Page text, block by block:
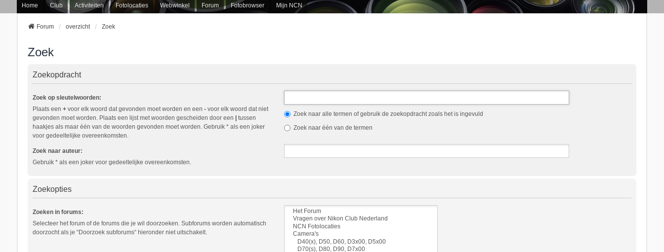
Home Club Activiteiten Fotolocaties Webwinkel Forum Fotobrowser Mijn NCN
Forum overzicht Zoek
Zoek
Zoekopdracht
Zoek op sleutelwoorden:
Plaats een +voor elk woord dat gevonden moet worden en een -voor elk woord dat niet
gevonden moet worden. Plaats een lijst met woorden gescheiden door een
tussen
haakjes als maar één van de woorden gevonden moet worden. Gebruik * als een joker
voor gedeeltelijke overeenkomsten.
Zoek naar alle termen of gebruik de zoekopdracht zoals het is ingevuld
Zoek naar één van de termen
Zoek naar auteur:
Gebruik * als een joker voor gedeeltelijke overeenkomsten.
Zoekopties
Zoeken in forums:
Selecteer het forum of de forums die je wil doorzoeken. Subforums worden automatisch
doorzocht als je “Doorzoek subforums“ hieronder niet uitschakelt.